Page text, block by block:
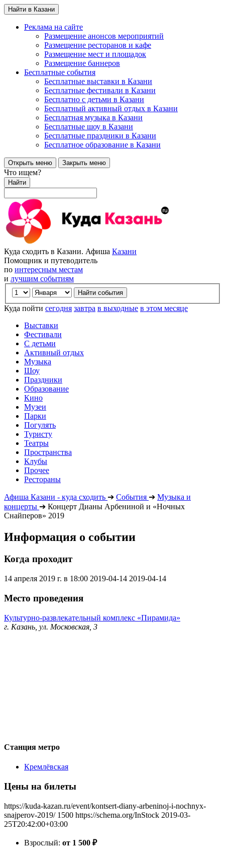
Найти в Казани
Реклама на сайте
Размещение анонсов мероприятий
Размещение ресторанов и кафе
Размещение мест и площадок
Размещение баннеров
Бесплатные события
Бесплатные выставки в Казани
Бесплатные фестивали в Казани
Бесплатно с детьми в Казани
Бесплатный активный отдых в Казани
Бесплатная музыка в Казани
Бесплатные шоу в Казани
Бесплатные праздники в Казани
Бесплатное образование в Казани
Открыть меню Закрыть меню
Что ищем?
Найти
Куда сходить в Казани. Афиша Казани
Помощник и путеводитель
по интересным местам
и лучшим событиям
Куда пойти сегодня завтра в выходные в этом месяце
Выставки
Фестивали
С детьми
Активный отдых
Музыка
Шоу
Праздники
Образование
Кино
Музеи
Парки
Погулять
Туристу
Театры
Пространства
Клубы
Прочее
Рестораны
Афиша Казани - куда сходить ➔ События ➔ Музыка и
концерты ➔ Концерт Дианы Арбениной и «Ночных
Снайперов» 2019
Информация о событии
Когда проходит
14 апреля 2019 г. в 18:00 2019-04-14 2019-04-14
Место проведения
Культурно-развлекательный комплекс «Пирамида»
г. Казань, ул. Московская, 3
Станция метро
Кремлёвская
Цены на билеты
https://kuda-kazan.ru/event/kontsert-diany-arbeninoj-i-nochnyx-
snajperov-2019/ 1500 https://schema.org/InStock 2019-03-
25T20:42:00+03:00
Взрослый: от 1 500 ₽